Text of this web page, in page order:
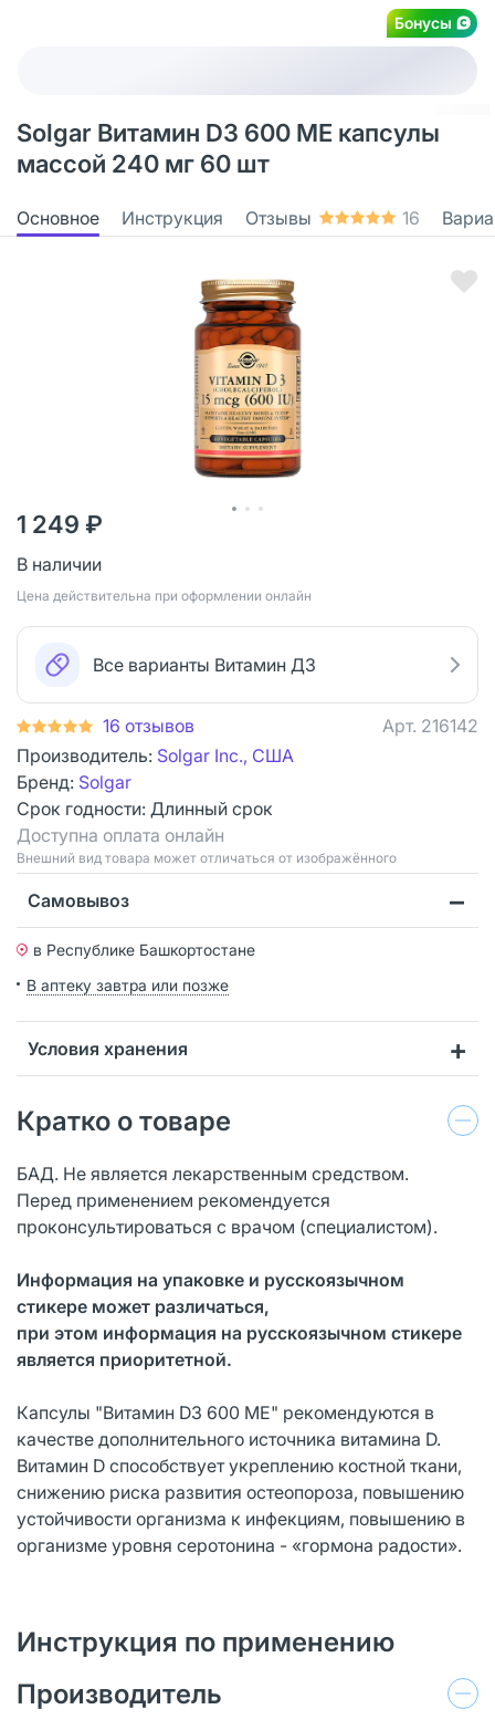
Бонусы
Solgar Витамин D3 600 МЕ капсулы
массой 240 мг 60 шт
Основное Инструкция Отзывы 16
1 249 ₽
В наличии
Цена действительна при оформлении онлайн
Все варианты Витамин Д3
16 отзывов Арт. 216142
Производитель: Solgar Inc., США
Бренд: Solgar
Срок годности: Длинный срок
Доступна оплата онлайн
Bнешний вид товара может отличаться от изображённого
Самовывоз
в Республике Башкортостане
В аптеку завтра или позже
Условия хранения
Кратко о товаре
БАД. Не является лекарственным средством.
Перед применением рекомендуется
проконсультироваться с врачом (специалистом).
Информация на упаковке и русскоязычном
стикере может различаться,
при этом информация на русскоязычном стикере
является приоритетной.
Капсулы "Витамин D3 600 ME" рекомендуются в
качестве дополнительного источника витамина D.
Витамин D способствует укреплению костной ткани,
снижению риска развития остеопороза, повышению
устойчивости организма к инфекциям, повышению в
организме уровня серотонина - «гормона радости».
Инструкция по применению
Производитель